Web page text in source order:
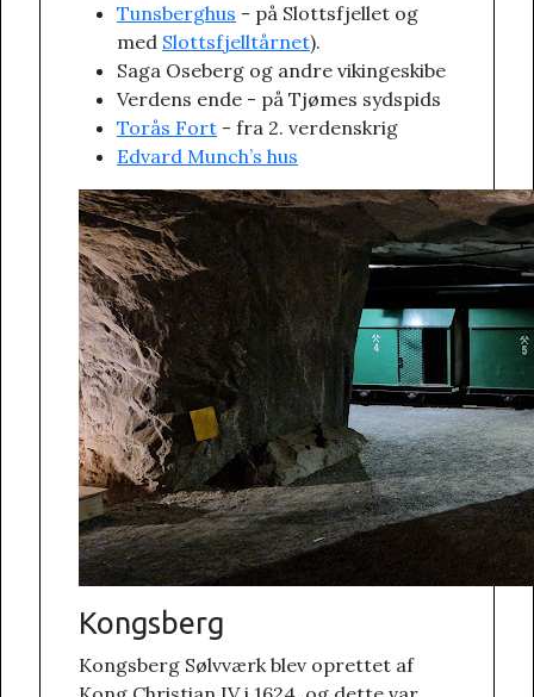
Tunsberghus - på Slottsfjellet og
med Slottsfjelltårnet).
Saga Oseberg og andre vikingeskibe
Verdens ende - på Tjømes sydspids
Torås Fort - fra 2. verdenskrig
Edvard Munch’s hus
Kongsberg
Kongsberg Sølvværk blev oprettet af